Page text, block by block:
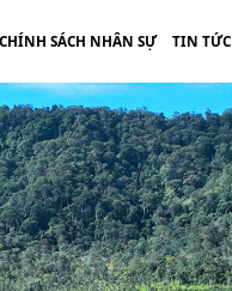
CHÍNH SÁCH NHÂN SỰ TIN TỨC